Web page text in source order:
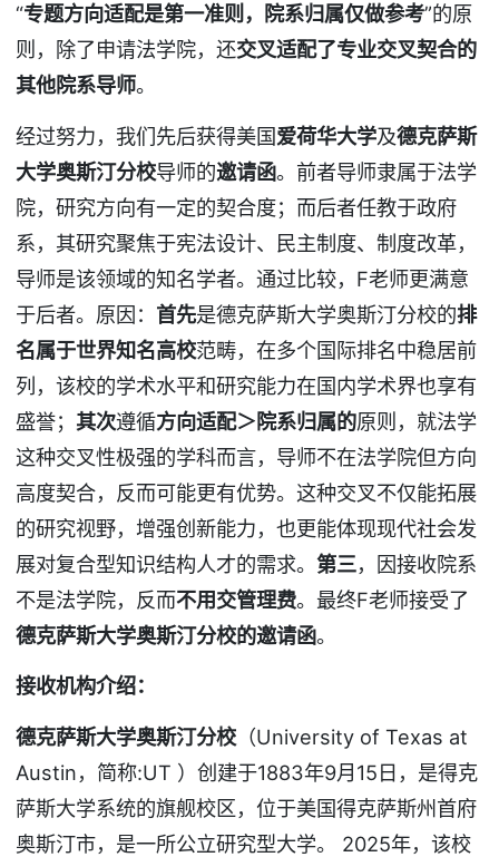
“专题方向适配是第一准则，院系归属仅做参考”的原
则，除了申请法学院，还交叉适配了专业交叉契合的
其他院系导师。
经过努力，我们先后获得美国爱荷华大学及德克萨斯
大学奥斯汀分校导师的邀请函。前者导师隶属于法学
院，研究方向有一定的契合度；而后者任教于政府
系，其研究聚焦于宪法设计、民主制度、制度改革，
导师是该领域的知名学者。通过比较，F老师更满意
于后者。原因： 首先是德克萨斯大学奥斯汀分校的排
名属于世界知名高校范畴，在多个国际排名中稳居前
列，该校的学术水平和研究能力在国内学术界也享有
盛誉； 其次遵循方向适配＞院系归属的原则，就法学
这种交叉性极强的学科而言，导师不在法学院但方向
高度契合，反而可能更有优势。这种交叉不仅能拓展
的研究视野，增强创新能力，也更能体现现代社会发
展对复合型知识结构人才的需求。 第三，因接收院系
不是法学院，反而不用交管理费。最终F老师接受了
德克萨斯大学奥斯汀分校的邀请函。
接收机构介绍：
德克萨斯大学奥斯汀分校（University of Texas at
Austin，简称:UT ）创建于1883年9月15日，是得克
萨斯大学系统的旗舰校区，位于美国得克萨斯州首府
奥斯汀市，是一所公立研究型大学。 2025年，该校